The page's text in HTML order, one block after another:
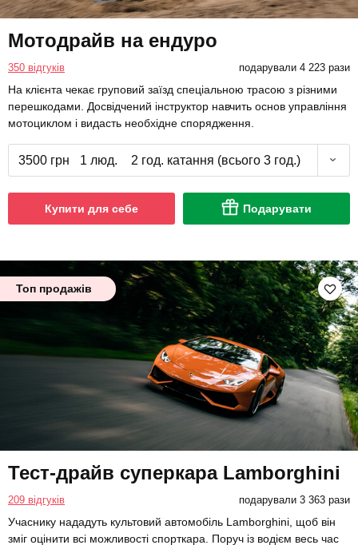
Мотодрайв на ендуро
350 відгуків подарували 4 223 рази
На клієнта чекає груповий заїзд спеціальною трасою з різними
перешкодами. Досвідчений інструктор навчить основ управління
мотоциклом і видасть необхідне спорядження.
3500 грн 1 люд. 2 год. катання (всього 3 год.)
Купити для себе Подарувати
Топ продажів
Тест-драйв суперкара Lamborghini
209 відгуків подарували 3 363 рази
Учаснику нададуть культовий автомобіль Lamborghini, щоб він
зміг оцінити всі можливості спорткара. Поруч із водієм весь час